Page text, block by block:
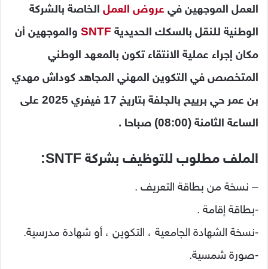
العمل الموجهين في عروض العمل الخاصة بالشركة
الوطنية للنقل بالسكك الحديدية SNTF والموجهين أن
مكان إجراء عملية الانتقاء تكون بالمعهد الوطني
المتخصص في التكوين المهني المجاهد كوداش مهدي
بن عمر حي برييح بالجلفة بتاريخ 17 فيفري 2025 على
الساعة الثامنة (08:00) صباحا .
الملف مطلوب للتوظيف بشركة SNTF:
– نسخة من بطاقة التعريف .
-بطاقة إقامة .
-نسخة الشهادة الجامعية ، التكوين ، أو شهادة مدرسية.
-صورة شمسية.